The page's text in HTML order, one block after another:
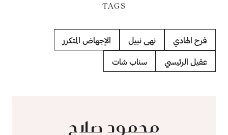
TAGS
فرح الهادي نهى نبيل الإجهاض المتكرر
عقيل الرئيسي سناب شات
محمود صلاح